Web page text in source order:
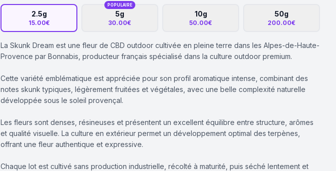
2.5g
15.00€
POPULAIRE
5g
30.00€
10g
50.00€
50g
200.00€
La Skunk Dream est une fleur de CBD outdoor cultivée en pleine terre dans les Alpes-de-Haute-
Provence par Bonnabis, producteur français spécialisé dans la culture outdoor premium.
Cette variété emblématique est appréciée pour son profil aromatique intense, combinant des
notes skunk typiques, légèrement fruitées et végétales, avec une belle complexité naturelle
développée sous le soleil provençal.
Les fleurs sont denses, résineuses et présentent un excellent équilibre entre structure, arômes
et qualité visuelle. La culture en extérieur permet un développement optimal des terpènes,
offrant une fleur authentique et expressive.
Chaque lot est cultivé sans production industrielle, récolté à maturité, puis séché lentement et